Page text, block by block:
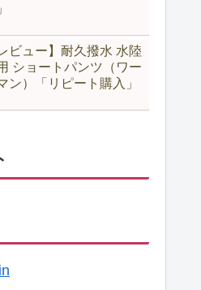
ビュー】耐久撥水 水陸
ショートパンツ（ワー
ン）「リピート購入」